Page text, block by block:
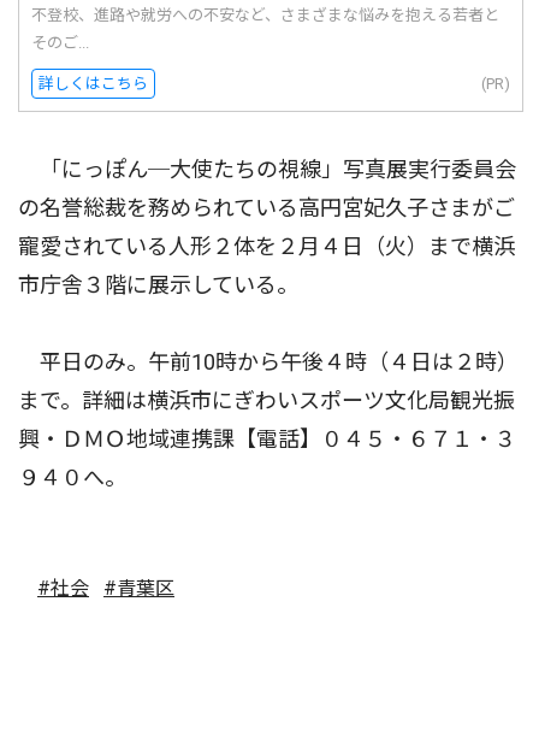
不登校、進路や就労への不安など、さまざまな悩みを抱える若者と
そのご...
詳しくはこちら (PR)
「にっぽん─大使たちの視線」写真展実行委員会
の名誉総裁を務められている高円宮妃久子さまがご
寵愛されている人形２体を２月４日（火）まで横浜
市庁舎３階に展示している。
平日のみ。午前10時から午後４時（４日は２時）
まで。詳細は横浜市にぎわいスポーツ文化局観光振
興・ＤＭＯ地域連携課【電話】０４５・６７１・３
９４０へ。
#社会 #青葉区